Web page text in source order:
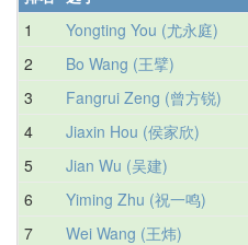
1
Yongting You (尤永庭)
2 Bo Wang (王擘)
3 Fangrui Zeng (曾方锐)
4 Jiaxin Hou (侯家欣)
5 Jian Wu (吴建)
6 Yiming Zhu (祝一鸣)
7 Wei Wang (王炜)